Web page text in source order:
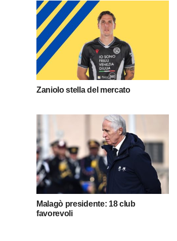
Zaniolo stella del mercato
Malagò presidente: 18 club
favorevoli